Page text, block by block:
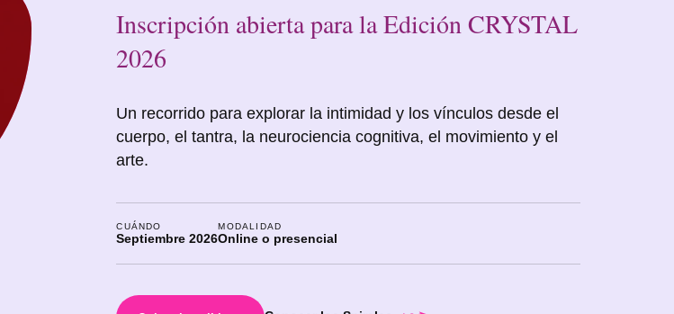
Inscripción abierta para la Edición CRYSTAL
2026
Un recorrido para explorar la intimidad y los vínculos desde el
cuerpo, el tantra, la neurociencia cognitiva, el movimiento y el
arte.
CUÁNDO
Septiembre 2026
MODALIDAD
Online o presencial